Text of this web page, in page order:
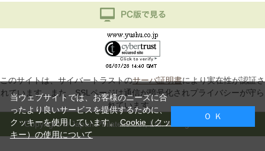
このサイトは、サイバートラストのサーバ証明書により実在性が認証さ
れています。また、SSLページは通信が暗号化されプライバシーが守ら
れています。
Copyright © Japan Philatelic Co., Ltd. All Rights Reserved.
当ウェブサイトでは、お客様のニーズに合
ったより良いサービスを提供するために、
クッキーを使用しています。Cookie（クッ
キー）の使用について
Ｏ Ｋ